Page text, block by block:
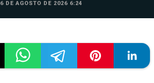
6 DE AGOSTO DE 2026 6:24